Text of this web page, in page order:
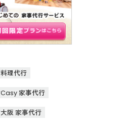
料理代行
Casy 家事代行
大阪 家事代行